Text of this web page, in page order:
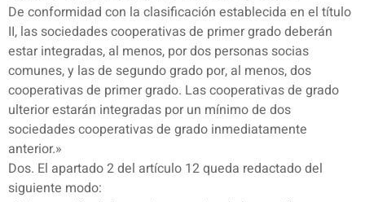
De conformidad con la clasificación establecida en el título
II, las sociedades cooperativas de primer grado deberán
estar integradas, al menos, por dos personas socias
comunes, y las de segundo grado por, al menos, dos
cooperativas de primer grado. Las cooperativas de grado
ulterior estarán integradas por un mínimo de dos
sociedades cooperativas de grado inmediatamente
anterior.»
Dos. El apartado 2 del artículo 12 queda redactado del
siguiente modo: